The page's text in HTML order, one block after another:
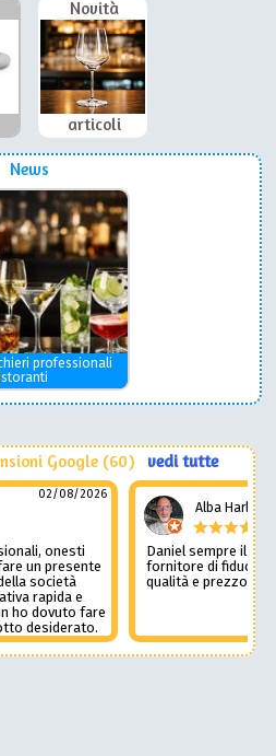
Novità
articoli
News
professionali
Google (60) vedi tutte
02/08/2026
onesti
un presente
società
rapida e
ho dovuto fare
desiderato.
rara e
ancora in
Alba Harley
Daniel sempre il
fornitore di fiducia
qualità e prezzo